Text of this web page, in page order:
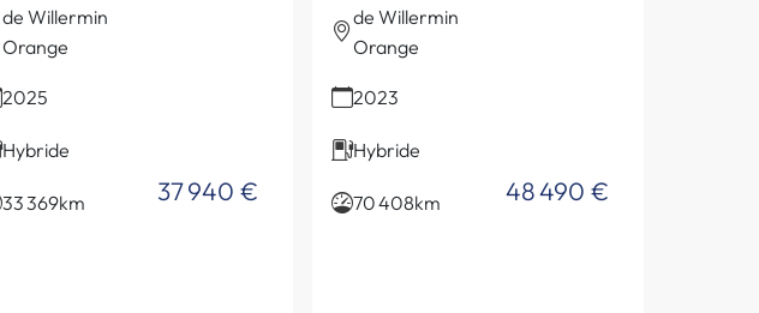
de Willermin
Orange
2025
Hybride
33 369km 37 940 €
de Willermin
Orange
2023
Hybride
70 408km 48 490 €